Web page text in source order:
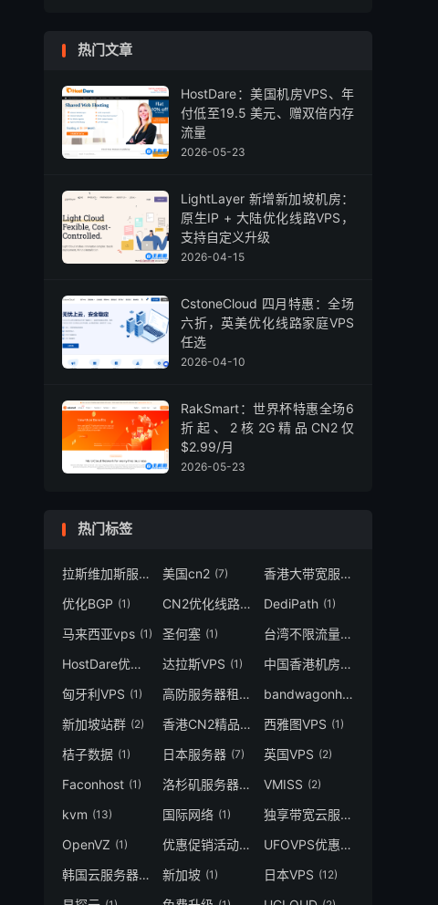
热门文章
HostDare：美国机房VPS、年
付低至19.5 美元、赠双倍内存
流量
2026-05-23
LightLayer 新增新加坡机房：
原生IP + 大陆优化线路VPS，
支持自定义升级
2026-04-15
CstoneCloud 四月特惠：全场
六折，英美优化线路家庭VPS
任选
2026-04-10
RakSmart：世界杯特惠全场6
折起、2核2G精品CN2仅
$2.99/月
2026-05-23
热门标签
拉斯维加斯服务器 (2)
美国cn2 (7) 香港大带宽服务器
优化BGP (1) CN2优化线路
(1) DediPath (1)
马来西亚vps (1) 圣何塞 (1) 台湾不限流量
(1)
HostDare优惠码 (1)
达拉斯VPS (1) 中国香港机房
(1)
匈牙利VPS (1) 高防服务器租用 (1) bandwagonhost
新加坡站群 (2) 香港CN2精品
(1) 西雅图VPS (1)
桔子数据 (1) 日本服务器 (7) 英国VPS (2)
Faconhost (1) 洛杉矶服务器(4) VMISS (2)
kvm (13) 国际网络 (1) 独享带宽云服务器
OpenVZ (1) 优惠促销活动
(1) UFOVPS优惠码
韩国云服务器
(1) 新加坡 (1) 日本VPS (12)